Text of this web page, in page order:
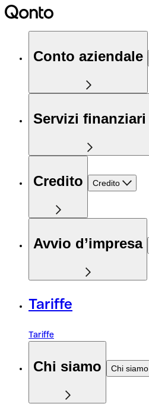
Conto aziendale
Servizi finanziari
Credito Credito
Avvio d’impresa
Tariffe
Tariffe
Chi siamo Chi siamo